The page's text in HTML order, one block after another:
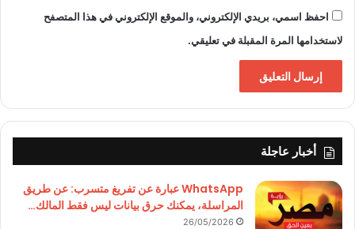
احفظ اسمي، بريدي الإلكتروني، والموقع الإلكتروني في هذا المتصفح
لاستخدامها المرة المقبلة في تعليقي.
أخبار عاجلة
WhatsApp عبارة عن تفريغ متسرب: عن طريق
المراسلة، يمكنك حرق بيانات ليس فقط المالك…
26/05/2026